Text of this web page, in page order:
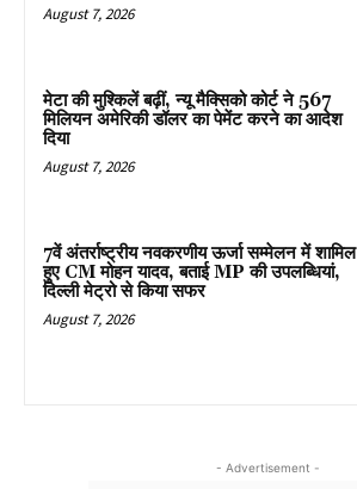
August 7, 2026
मेटा की मुश्किलें बढ़ीं, न्यू मैक्सिको कोर्ट ने 567
मिलियन अमेरिकी डॉलर का पेमेंट करने का आदेश
दिया
August 7, 2026
7वें अंतर्राष्ट्रीय नवकरणीय ऊर्जा सम्मेलन में शामिल
हुए CM मोहन यादव, बताई MP की उपलब्धियां,
दिल्ली मेट्रो से किया सफर
August 7, 2026
- Advertisement -